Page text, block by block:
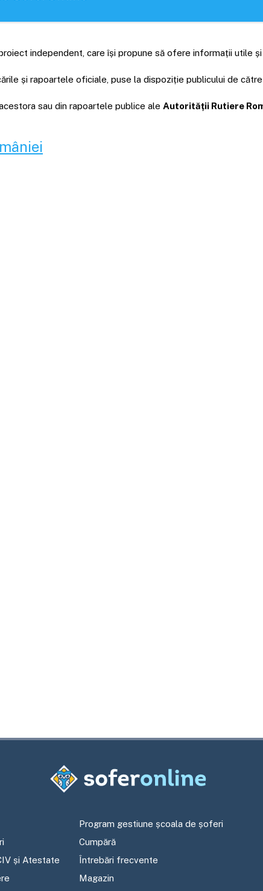
independent, care își propune să ofere informații utile
și rapoartele oficiale, puse la dispoziție publicului de către
sau din rapoartele publice ale Autorității Rutiere
și Atestate
Program gestiune școala de șoferi
Cumpără
Întrebări frecvente
Magazin